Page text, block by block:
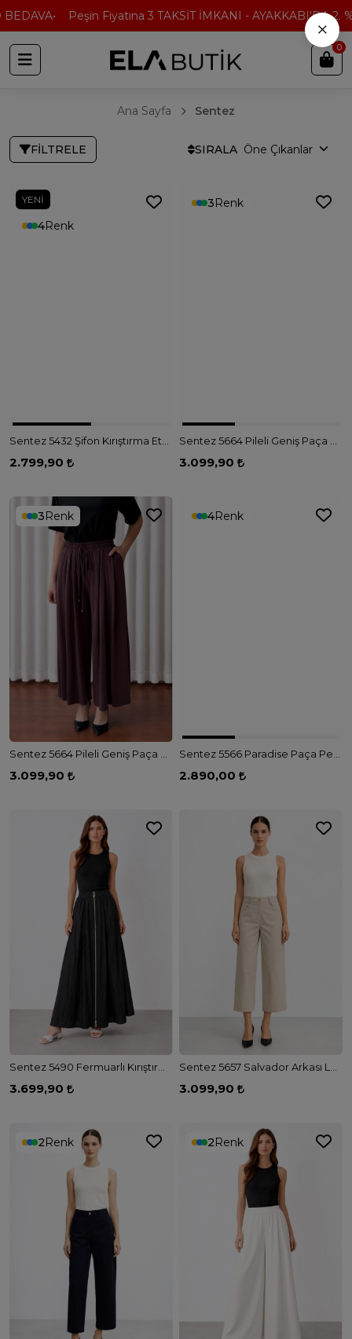
Peşin Fiyatına 3 TAKSİT İMKANI - AYAKKABI'DA 2. %
0
Ana Sayfa Sentez
FILTRELE SIRALA
YENI
4Renk
Sentez 5432 Şifon Kırıştırma Etek - EKRU
2.799,90
3 Renk
Sentez 5664 Pileli Geniş Paça Pantolon - KAHVE
3.099,90
3 Renk
Sentez 5664 Pileli Geniş Paça Pantolon - BORDO
3.099,90
4Renk
Sentez 5566 Paradise Paça Pensli Pantolon - BEYAZ
2.890,00
Sentez 5490 Fermuarlı Kırıştırma Etek - SİYAH
3.699,90
Sentez 5657 Salvador Arkası Lastikli Mam Pantolon - TAŞ
3.099,90
2 Renk 2 Renk
×